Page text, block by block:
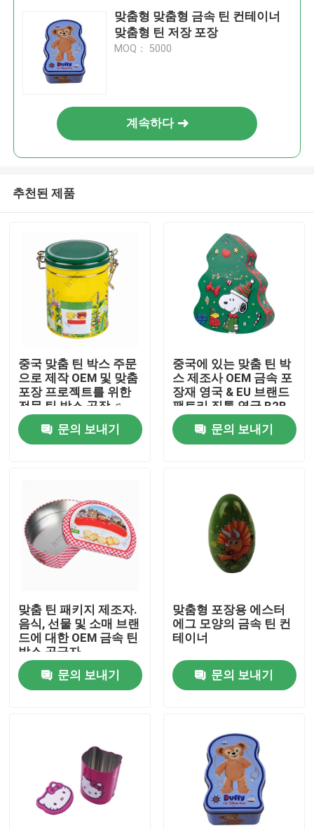
비디오
우리 에 관한 것
품질 관리
저희와 연락
비스킷 주석이 할 수 있습니다
맞춤형 맞춤형 금속 틴 컨테이너
맞춤형 틴 저장 포장
MOQ： 5000
계속하다
추천된 제품
중국 맞춤 틴 박스 주문
으로 제작 OEM 및 맞춤
포장 프로젝트를 위한
전문 틴 박스 공장 ♫
MOQ 3,000 pcs
문의 보내기
중국에 있는 맞춤 틴 박
스 제조사 OEM 금속 포
장재 영국 & EU 브랜드
팩토리 직통 영국 B2B
틴 박스 공급자 식품 등
급 인증 MOQ 3,000
pcs
문의 보내기
맞춤 틴 패키지 제조자.
음식, 선물 및 소매 브랜
드에 대한 OEM 금속 틴
박스 공급자
문의 보내기
맞춤형 포장용 에스터
에그 모양의 금속 틴 컨
테이너
문의 보내기